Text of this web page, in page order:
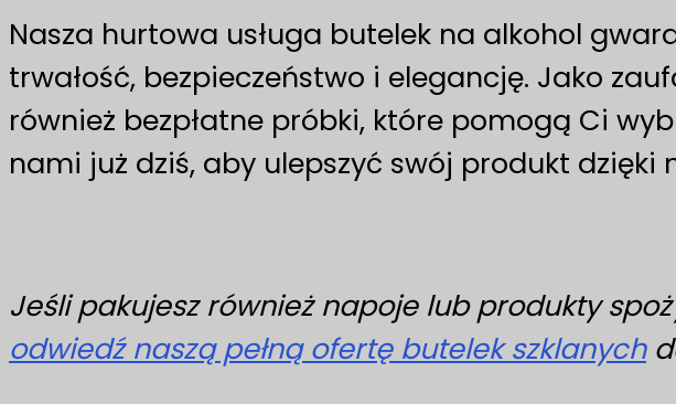
Nasza hurtowa usługa butelek na alkohol
trwałość, bezpieczeństwo i elegancję. Jako
również bezpłatne próbki, które pomogą Ci
nami już dziś, aby ulepszyć swój produkt
Jeśli pakujesz również napoje lub produkty
odwiedź naszą pełną ofertę butelek szklanych